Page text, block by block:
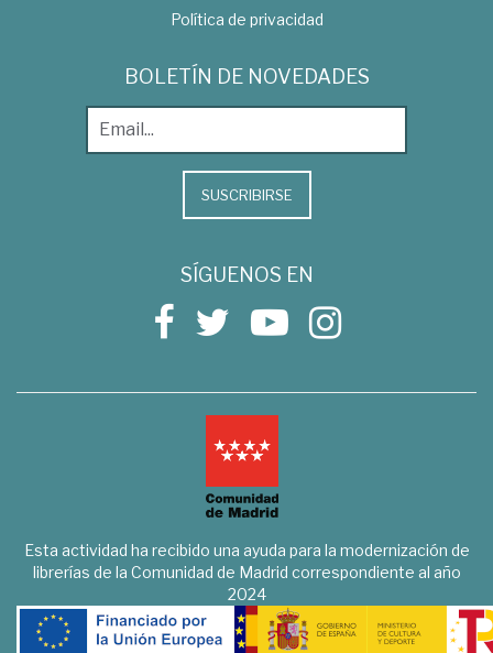
Política de privacidad
BOLETÍN DE NOVEDADES
SUSCRIBIRSE
SÍGUENOS EN
Esta actividad ha recibido una ayuda para la modernización de
librerías de la Comunidad de Madrid correspondiente al año
2024